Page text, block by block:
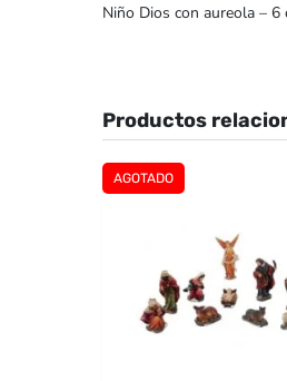
Niño Dios con aureola – 6
Productos
AGOTADO